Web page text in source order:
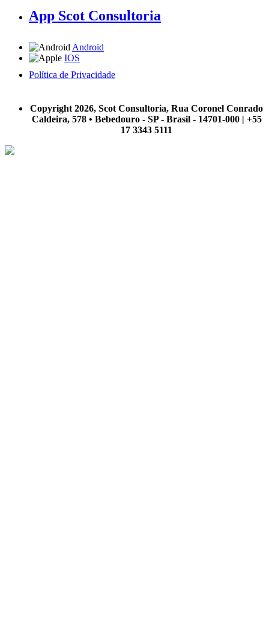
App Scot Consultoria
Android
IOS
Política de Privacidade
Copyright 2026, Scot Consultoria, Rua Coronel Conrado
Caldeira, 578 • Bebedouro - SP - Brasil - 14701-000 | +55
17 3343 5111